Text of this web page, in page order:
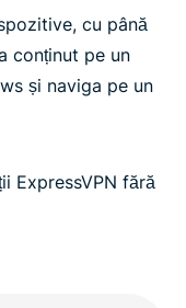
cu până
conținut pe un
și naviga pe un
ExpressVPN fără